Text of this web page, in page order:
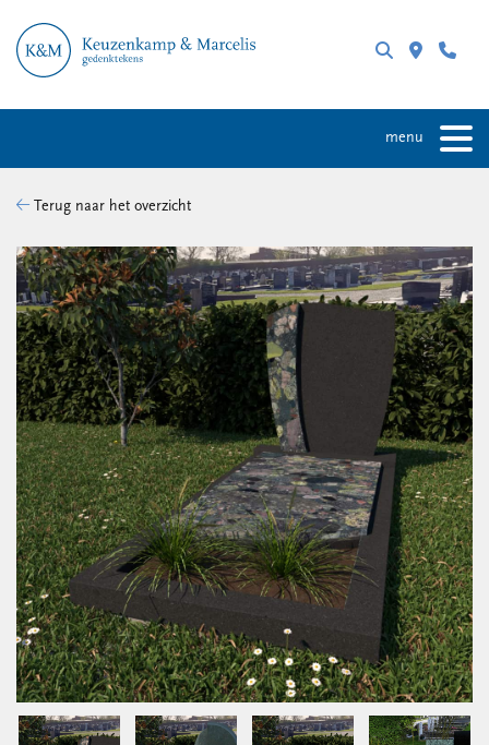
menu
Terug naar het overzicht